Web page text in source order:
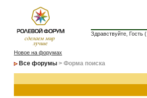
Здравствуйте, Гость (
Новое на форумах
Все форумы > Форма поиска